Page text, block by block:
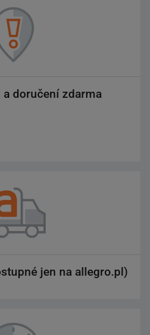
doručení zdarma
jen na allegro.pl)